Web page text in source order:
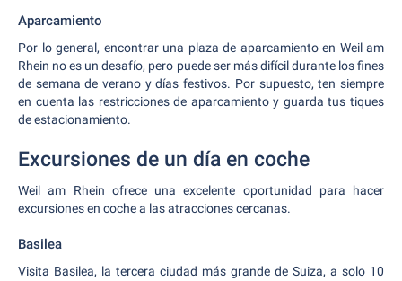
Aparcamiento
Por lo general, encontrar una plaza de aparcamiento en Weil am
Rhein no es un desafío, pero puede ser más difícil durante los fines
de semana de verano y días festivos. Por supuesto, ten siempre
en cuenta las restricciones de aparcamiento y guarda tus tiques
de estacionamiento.
Excursiones de un día en coche
Weil am Rhein ofrece una excelente oportunidad para hacer
excursiones en coche a las atracciones cercanas.
Basilea
Visita Basilea, la tercera ciudad más grande de Suiza, a solo 10